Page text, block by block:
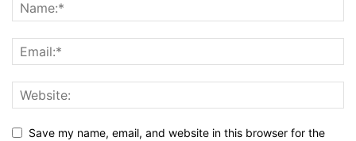
Save my name, email, and website in this browser for the